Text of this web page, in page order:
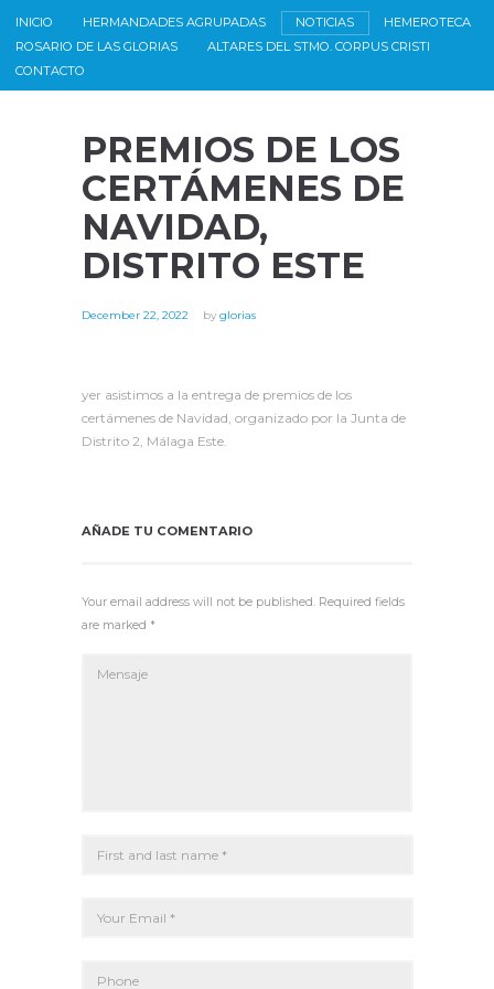
INICIO HERMANDADES AGRUPADAS NOTICIAS
HEMEROTECA
ROSARIO DE LAS GLORIAS
ALTARES DEL STMO. CORPUS CRISTI
CONTACTO
PREMIOS DE LOS
CERTÁMENES DE
NAVIDAD,
DISTRITO ESTE
December 22, 2022 by glorias
yer asistimos a la entrega de premios de los
certámenes de Navidad, organizado por la Junta de
Distrito 2, Málaga Este.
AÑADE TU COMENTARIO
Your email address will not be published. Required fields
are marked *